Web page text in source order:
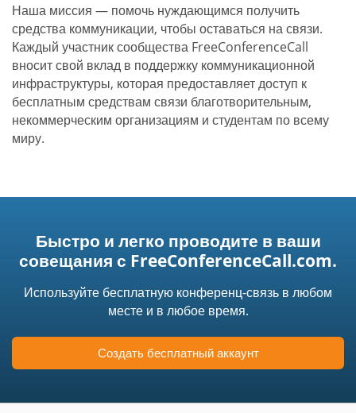
Наша миссия — помочь нуждающимся получить
средства коммуникации, чтобы оставаться на связи.
Каждый участник сообщества FreeConferenceCall
вносит свой вклад в поддержку коммуникационной
инфраструктуры, которая предоставляет доступ к
бесплатным средствам связи благотворительным,
некоммерческим организациям и студентам по всему
миру.
Быстро и легко проводите в ваши
совещания с FreeConferenceCall.com.
Используйте бесплатную конференц-связь в любом
месте и в любое время.
Создать бесплатный аккаунт